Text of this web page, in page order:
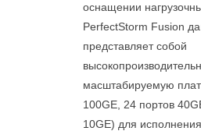
оснащении
PerfectStorm Fusion
представляет собой
масштабируемую
100GE, 24 портов
10GE) для